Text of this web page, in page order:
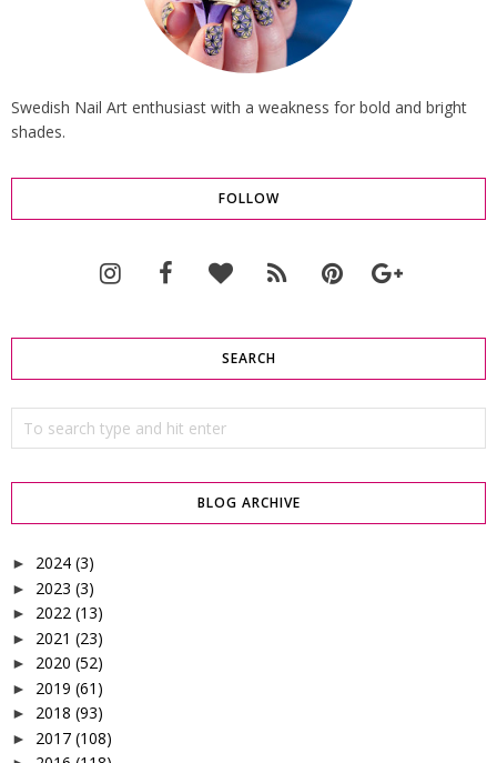
Swedish Nail Art enthusiast with a weakness for bold and bright
shades.
FOLLOW
SEARCH
BLOG ARCHIVE
► 2024 (3)
► 2023 (3)
► 2022 (13)
► 2021 (23)
► 2020 (52)
► 2019 (61)
► 2018 (93)
► 2017 (108)